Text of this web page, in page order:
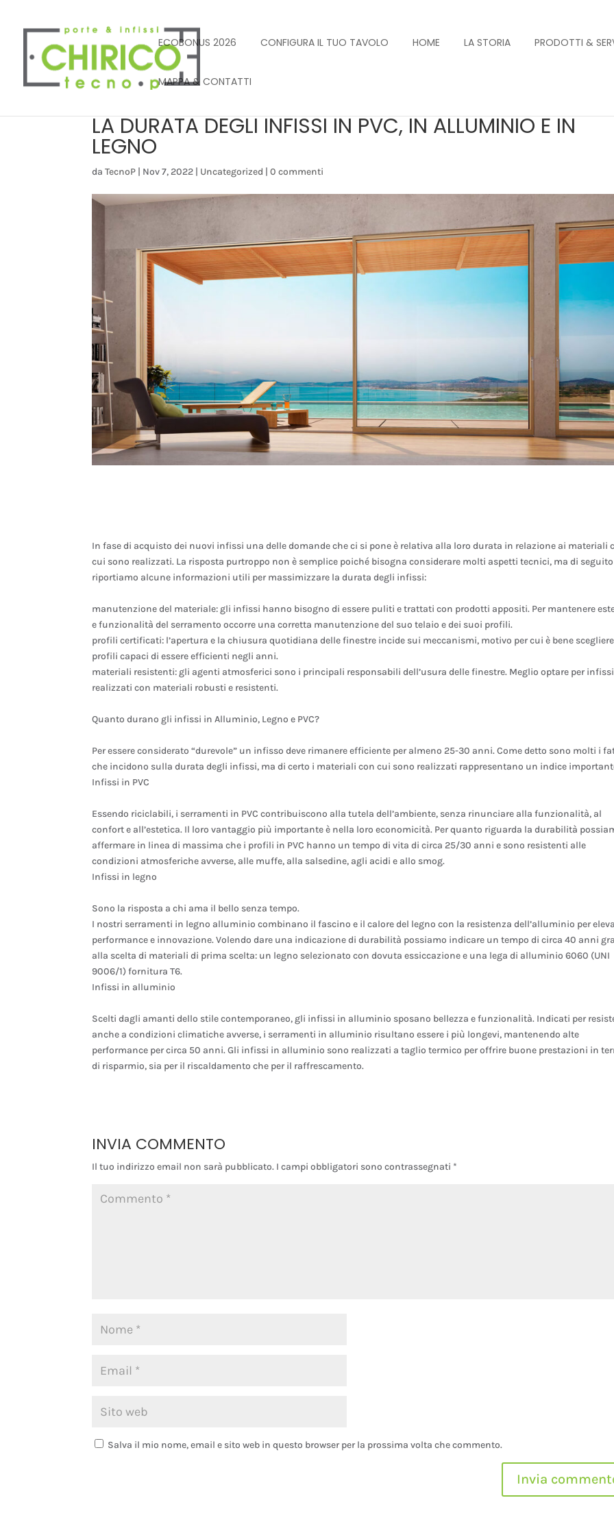
ECOBONUS 2026 CONFIGURA IL TUO TAVOLO HOME LA STORIA PRODOTTI &
MAPPA & CONTATTI
LA DURATA DEGLI INFISSI IN PVC, IN ALLUMINIO E IN
LEGNO
daTecnoP | Nov 7, 2022 | Uncategorized |0 commenti
In fase di acquisto dei nuovi infissi una delle domande che ci si pone è relativa alla loro durata in relazione ai materiali
cui sono realizzati. La risposta purtroppo non è semplice poiché bisogna considerare molti aspetti tecnici, ma di seguito
riportiamo alcune informazioni utili per massimizzare la durata degli infissi:
manutenzione del materiale: gli infissi hanno bisogno di essere puliti e trattati con prodotti appositi. Per mantenere
e funzionalità del serramento occorre una corretta manutenzione del suo telaio e dei suoi profili.
profili certificati: l’apertura e la chiusura quotidiana delle finestre incide sui meccanismi, motivo per cui è bene scegliere
profili capaci di essere efficienti negli anni.
materiali resistenti: gli agenti atmosferici sono i principali responsabili dell’usura delle finestre. Meglio optare per infissi
realizzati con materiali robusti e resistenti.
Quanto durano gli infissi in Alluminio, Legno e PVC?
Per essere considerato “durevole” un infisso deve rimanere efficiente per almeno 25-30 anni. Come detto sono molti i
che incidono sulla durata degli infissi, ma di certo i materiali con cui sono realizzati rappresentano un indice
Infissi in PVC
Essendo riciclabili, i serramenti in PVC contribuiscono alla tutela dell’ambiente, senza rinunciare alla funzionalità, al
confort e all’estetica. Il loro vantaggio più importante è nella loro economicità. Per quanto riguarda la durabilità
affermare in linea di massima che i profili in PVC hanno un tempo di vita di circa 25/30 anni e sono resistenti alle
condizioni atmosferiche avverse, alle muffe, alla salsedine, agli acidi e allo smog.
Infissi in legno
Sono la risposta a chi ama il bello senza tempo.
I nostri serramenti in legno alluminio combinano il fascino e il calore del legno con la resistenza dell’alluminio per
performance e innovazione. Volendo dare una indicazione di durabilità possiamo indicare un tempo di circa 40 anni
alla scelta di materiali di prima scelta: un legno selezionato con dovuta essiccazione e una lega di alluminio 6060 (UNI
9006/1) fornitura T6.
Infissi in alluminio
Scelti dagli amanti dello stile contemporaneo, gli infissi in alluminio sposano bellezza e funzionalità. Indicati per
anche a condizioni climatiche avverse, i serramenti in alluminio risultano essere i più longevi, mantenendo alte
performance per circa 50 anni. Gli infissi in alluminio sono realizzati a taglio termico per offrire buone prestazioni in
di risparmio, sia per il riscaldamento che per il raffrescamento.
INVIA COMMENTO
Il tuo indirizzo email non sarà pubblicato. I campi obbligatori sono contrassegnati *
Salva il mio nome, email e sito web in questo browser per la prossima volta che commento.